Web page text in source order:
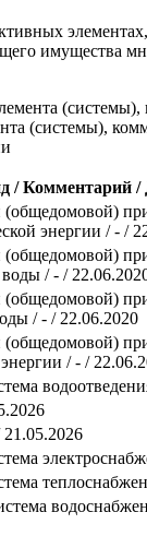
имущества
(системы),
(системы),
/ Комментарий /
энергии / - /
/ - /
/ - / 22.06.2020
/ - /